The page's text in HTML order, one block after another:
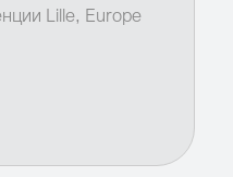
Lille, Europe